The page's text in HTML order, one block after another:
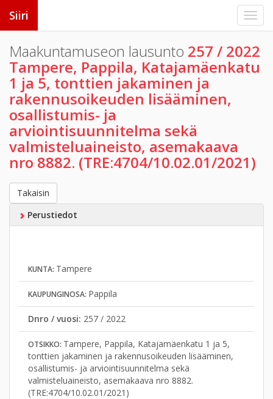
Siiri
Maakuntamuseon lausunto 257 / 2022
Tampere, Pappila, Katajamäenkatu
1 ja 5, tonttien jakaminen ja
rakennusoikeuden lisääminen,
osallistumis- ja
arviointisuunnitelma sekä
valmisteluaineisto, asemakaava
nro 8882. (TRE:4704/10.02.01/2021)
Takaisin
Perustiedot
KUNTA: Tampere
KAUPUNGINOSA: Pappila
Dnro / vuosi: 257 / 2022
OTSIKKO: Tampere, Pappila, Katajamäenkatu 1 ja 5,
tonttien jakaminen ja rakennusoikeuden lisääminen,
osallistumis- ja arviointisuunnitelma sekä
valmisteluaineisto, asemakaava nro 8882.
(TRE:4704/10.02.01/2021)